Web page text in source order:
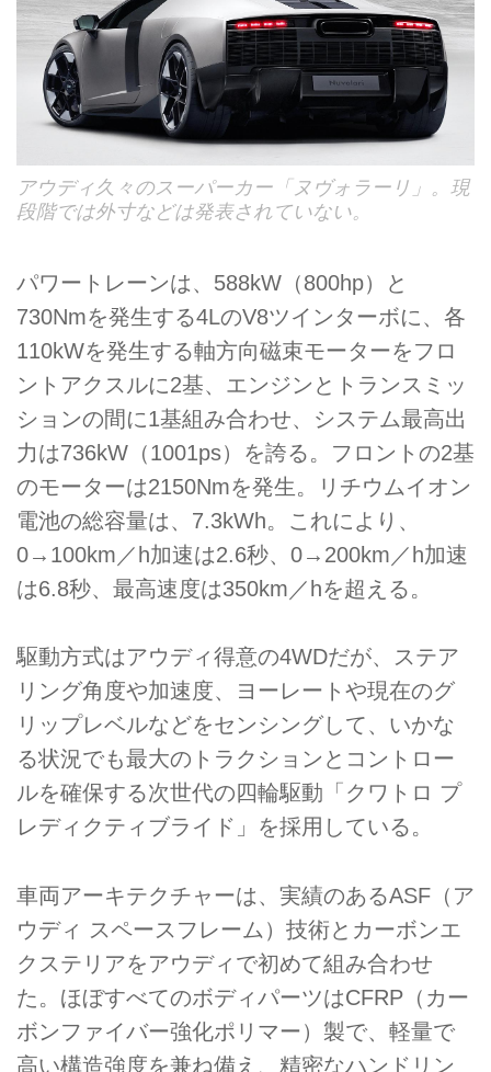
アウディ久々のスーパーカー「ヌヴォラーリ」。現
段階では外寸などは発表されていない。
パワートレーンは、588kW（800hp）と
730Nmを発生する4LのV8ツインターボに、各
110kWを発生する軸方向磁束モーターをフロ
ントアクスルに2基、エンジンとトランスミッ
ションの間に1基組み合わせ、システム最高出
力は736kW（1001ps）を誇る。フロントの2基
のモーターは2150Nmを発生。リチウムイオン
電池の総容量は、7.3kWh。これにより、
0→100km／h加速は2.6秒、0→200km／h加速
は6.8秒、最高速度は350km／hを超える。
駆動方式はアウディ得意の4WDだが、ステア
リング角度や加速度、ヨーレートや現在のグ
リップレベルなどをセンシングして、いかな
る状況でも最大のトラクションとコントロー
ルを確保する次世代の四輪駆動「クワトロ プ
レディクティブライド」を採用している。
車両アーキテクチャーは、実績のあるASF（ア
ウディ スペースフレーム）技術とカーボンエ
クステリアをアウディで初めて組み合わせ
た。ほぼすべてのボディパーツはCFRP（カー
ボンファイバー強化ポリマー）製で、軽量で
高い構造強度を兼ね備え、精密なハンドリン